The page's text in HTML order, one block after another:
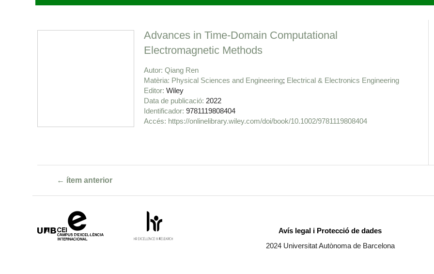
Advances in Time-Domain Computational
Electromagnetic Methods
Autor Qiang Ren
Matèria Physical Sciences and Engineering Electrical & Electronics Engineering
Editor Wiley
Data de publicació 2022
Identificador 9781119808404
https://onlinelibrary.wiley.com/doi/book/10.1002/9781119808404
← ítem anterior
d'Excel·lència
Avís legal i Protecció de dades
2024 Universitat Autònoma de Barcelona